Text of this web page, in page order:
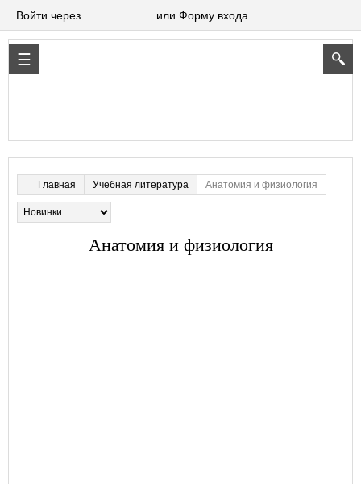
Войти через или Форму входа
Главная Учебная литература Анатомия и физиология
Анатомия и физиология